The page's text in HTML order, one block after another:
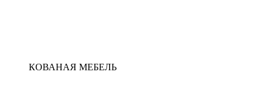
КОВАНАЯ МЕБЕЛЬ